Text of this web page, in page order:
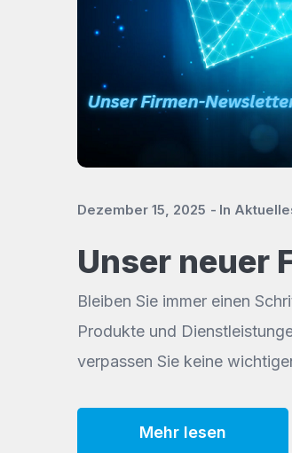
Dezember 15, 2025 In
Unser neuer
Bleiben Sie immer einen
Produkte und
verpassen Sie keine
Mehr lesen